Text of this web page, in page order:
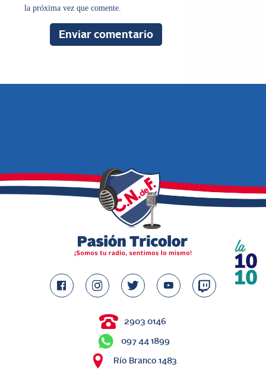
la próxima vez que comente.
2903 0146
097 44 1899
Río Branco 1483